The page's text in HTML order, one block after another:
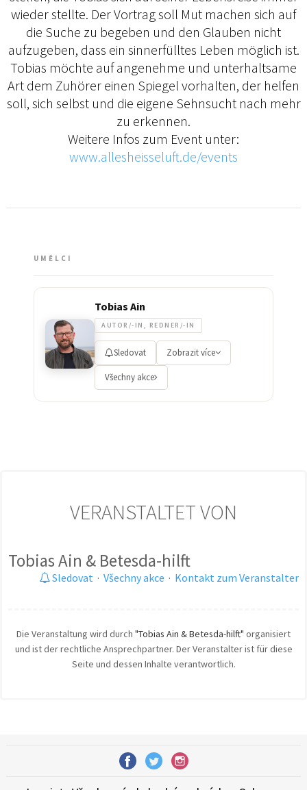
wieder stellte. Der Vortrag soll Mut machen sich auf
die Suche zu begeben und den Glauben nicht
aufzugeben, dass ein sinnerfülltes Leben möglich ist.
Tobias möchte auf angenehme und unterhaltsame
Art dem Zuhörer einen Spiegel vorhalten, der helfen
soll, sich selbst und die eigene Sehnsucht nach mehr
zu erkennen.
Weitere Infos zum Event unter:
www.allesheisseluft.de/events
UMĚLCI
Tobias Ain
AUTOR/-IN, REDNER/-IN
Sledovat Zobrazit více
Všechny akce
VERANSTALTET VON
Tobias Ain & Betesda-hilft
Sledovat · Všechny akce · Kontakt zum Veranstalter
Die Veranstaltung wird durch "Tobias Ain & Betesda-hilft" organisiert
und ist der rechtliche Ansprechpartner. Der Veranstalter ist für diese
Seite und dessen Inhalte verantwortlich.